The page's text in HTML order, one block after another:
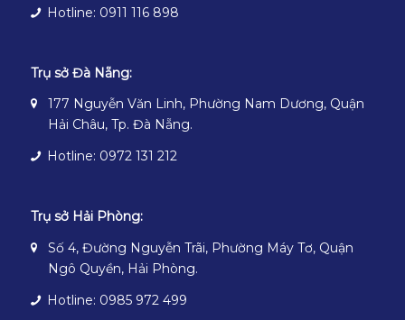
Hotline: 0911 116 898
Trụ sở Đà Nẵng:
177 Nguyễn Văn Linh, Phường Nam Dương, Quận
Hải Châu, Tp. Đà Nẵng.
Hotline: 0972 131 212
Trụ sở Hải Phòng:
Số 4, Đường Nguyễn Trãi, Phường Máy Tơ, Quận
Ngô Quyền, Hải Phòng.
Hotline: 0985 972 499